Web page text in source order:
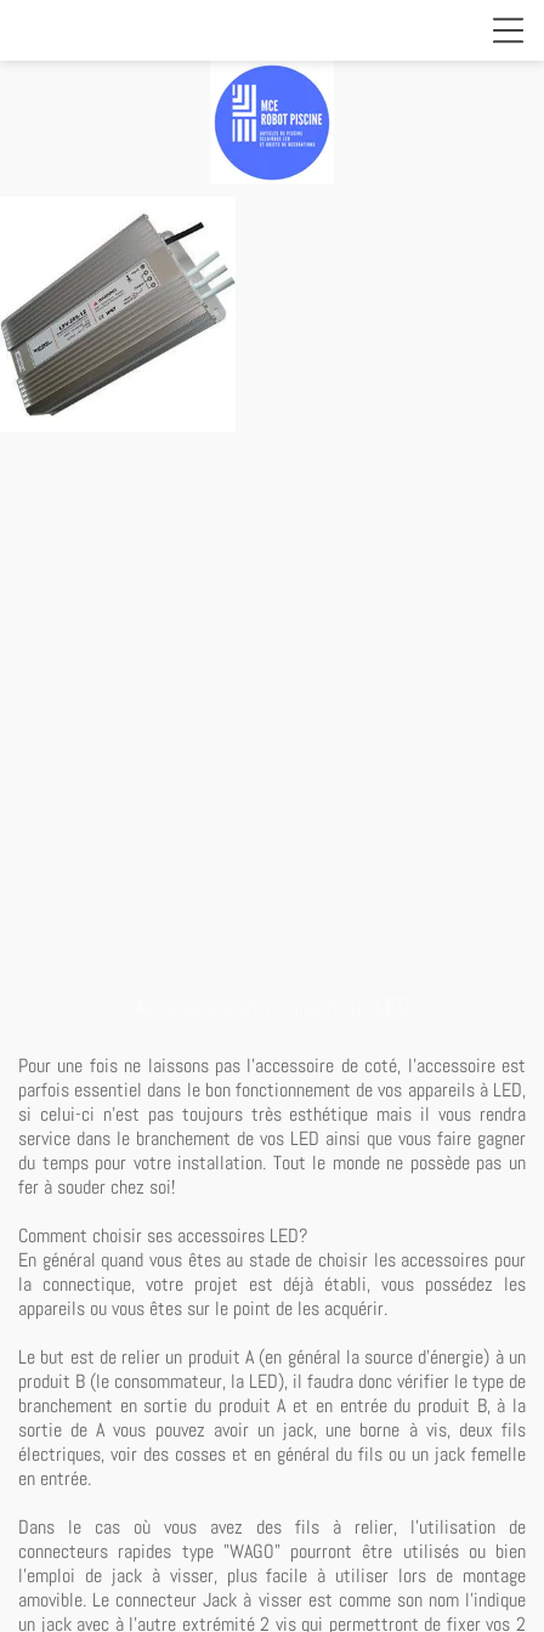
Pour une fois ne laissons pas l'accessoire de coté, l'accessoire est
parfois essentiel dans le bon fonctionnement de vos appareils à LED,
si celui-ci n'est pas toujours très esthétique mais il vous rendra
service dans le branchement de vos LED ainsi que vous faire gagner
du temps pour votre installation. Tout le monde ne possède pas un
fer à souder chez soi!
Comment choisir ses accessoires LED?
En général quand vous êtes au stade de choisir les accessoires pour
la connectique, votre projet est déjà établi, vous possédez les
appareils ou vous êtes sur le point de les acquérir.
Le but est de relier un produit A (en général la source d'énergie) à un
produit B (le consommateur, la LED), il faudra donc vérifier le type de
branchement en sortie du produit A et en entrée du produit B, à la
sortie de A vous pouvez avoir un jack, une borne à vis, deux fils
électriques, voir des cosses et en général du fils ou un jack femelle
en entrée.
Dans le cas où vous avez des fils à relier, l'utilisation de
connecteurs rapides type "WAGO" pourront être utilisés ou bien
l'emploi de jack à visser, plus facile à utiliser lors de montage
amovible. Le connecteur Jack à visser est comme son nom l'indique
un jack avec à l'autre extrémité 2 vis qui permettront de fixer vos 2